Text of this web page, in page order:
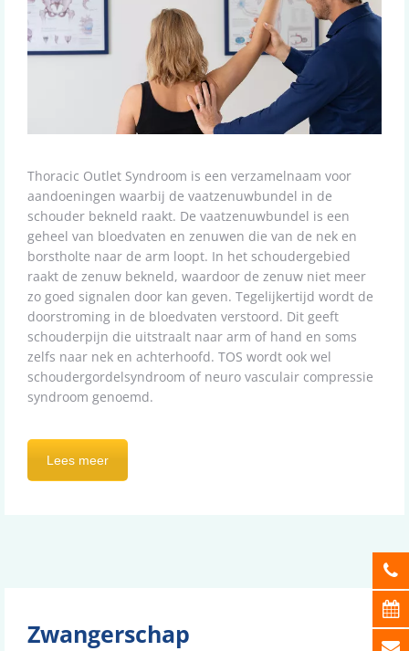
Thoracic Outlet Syndroom is een verzamelnaam voor
aandoeningen waarbij de vaatzenuwbundel in de
schouder bekneld raakt. De vaatzenuwbundel is een
geheel van bloedvaten en zenuwen die van de nek en
borstholte naar de arm loopt. In het schoudergebied
raakt de zenuw bekneld, waardoor de zenuw niet meer
zo goed signalen door kan geven. Tegelijkertijd wordt de
doorstroming in de bloedvaten verstoord. Dit geeft
schouderpijn die uitstraalt naar arm of hand en soms
zelfs naar nek en achterhoofd. TOS wordt ook wel
schoudergordelsyndroom of neuro vasculair compressie
syndroom genoemd.
Lees meer
Zwangerschap